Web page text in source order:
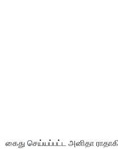
கைது செய்யப்பட்ட அனிதா